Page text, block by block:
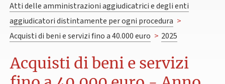
Atti delle amministrazioni aggiudicatrici e degli enti
aggiudicatori distintamente per ogni procedura >
Acquisti di beni e servizi fino a 40.000 euro > 2025
Acquisti di beni e servizi